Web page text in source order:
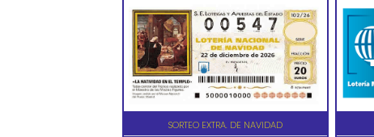
SORTEO EXTRA. DE NAVIDAD